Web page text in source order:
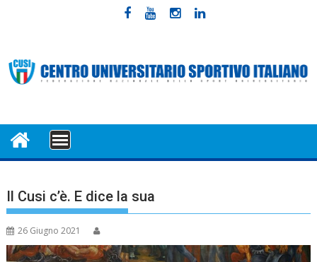
MENU
Il Cusi c’è. E dice la sua
26 Giugno 2021